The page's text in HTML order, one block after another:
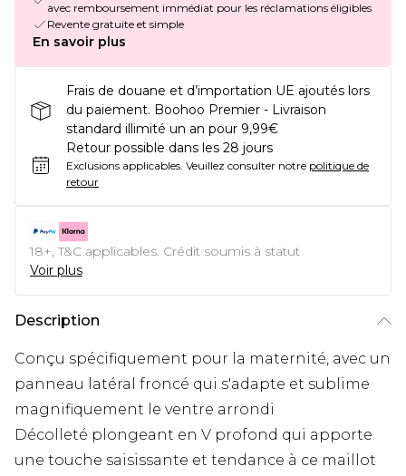
avec remboursement immédiat pour les réclamations éligibles
Revente gratuite et simple
En savoir plus
Frais de douane et d’importation UE ajoutés lors
du paiement. Boohoo Premier - Livraison
standard illimité un an pour 9,99€
Retour possible dans les 28 jours
Exclusions applicables. Veuillez consulter notre politique de
retour
18+, T&C applicables. Crédit soumis à statut
Voir plus
Description
Conçu spécifiquement pour la maternité, avec un
panneau latéral froncé qui s'adapte et sublime
magnifiquement le ventre arrondi
Décolleté plongeant en V profond qui apporte
une touche saisissante et tendance à ce maillot